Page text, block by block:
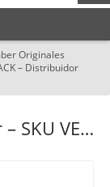
Originales
– Distribuidor
Stackable Base VersaClimber – SKU VERSA-BASESTACK – Distribuidor México